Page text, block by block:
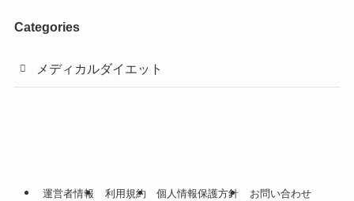
Categories
メディカルダイエット
運営者情報 利用規約 個人情報保護方針 お問い合わせ